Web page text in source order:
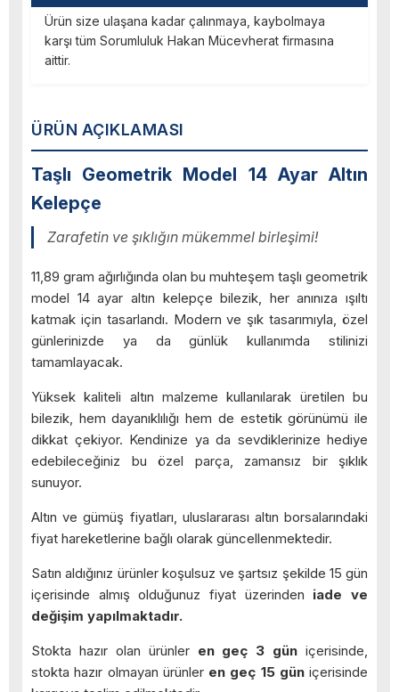
ÜRÜN AÇIKLAMASI
Taşlı Geometrik Model 14 Ayar Altın
Kelepçe
Zarafetin ve şıklığın mükemmel birleşimi!
11,89 gram ağırlığında olan bu muhteşem taşlı geometrik
model 14 ayar altın kelepçe bilezik, her anınıza ışıltı
katmak için tasarlandı. Modern ve şık tasarımıyla, özel
günlerinizde ya da günlük kullanımda stilinizi
tamamlayacak.
Yüksek kaliteli altın malzeme kullanılarak üretilen bu
bilezik, hem dayanıklılığı hem de estetik görünümü ile
dikkat çekiyor. Kendinize ya da sevdiklerinize hediye
edebileceğiniz bu özel parça, zamansız bir şıklık
sunuyor.
Altın ve gümüş fiyatları, uluslararası altın borsalarındaki
fiyat hareketlerine bağlı olarak güncellenmektedir.
Satın aldığınız ürünler koşulsuz ve şartsız şekilde 15 gün
içerisinde almış olduğunuz fiyat üzerinden iade ve
değişim yapılmaktadır.
Stokta hazır olan ürünler en geç 3 gün içerisinde,
stokta hazır olmayan ürünler en geç 15 güniçerisinde
Ürün size ulaşana kadar çalınmaya, kaybolmaya
karşı tüm Sorumluluk Hakan Mücevherat firmasına
aittir.